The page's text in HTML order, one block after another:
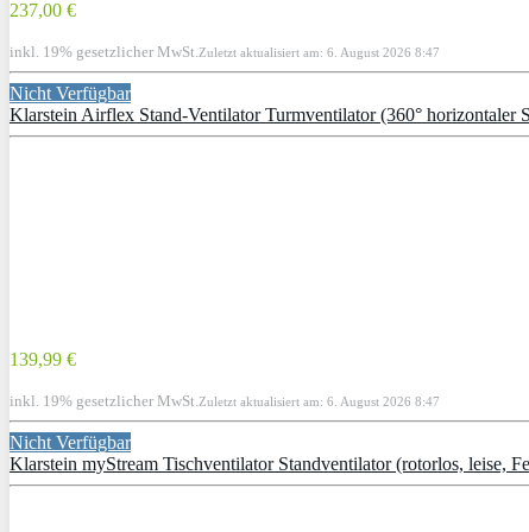
237,00 €
inkl. 19% gesetzlicher MwSt. Zuletzt aktualisiert am: 6. August 2026 8:47
Nicht Verfügbar
Klarstein Airflex Stand-Ventilator Turmventilator (360° horizontaler
139,99 €
inkl. 19% gesetzlicher MwSt. Zuletzt aktualisiert am: 6. August 2026 8:47
Nicht Verfügbar
Klarstein myStream Tischventilator Standventilator (rotorlos, leise,